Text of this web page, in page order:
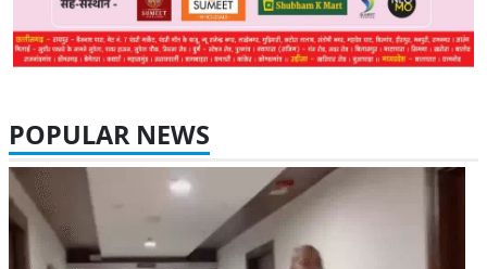
05 Aug 2026 26 Views
पीएम मोदी का वीडियो हटाने पर जुकरबर्ग ने माफी मांगी